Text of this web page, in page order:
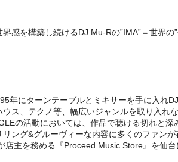
感を構築し続けるDJ Mu-Rの”IMA”＝世界
年にターンテーブルとミキサーを手に入れ
ス、テクノ等、幅広いジャンルを取り入
の活動においては、作品で聴ける切れと
ング&グルーヴィーな内容に多くのファ
主を務める『Proceed Music Store』を仙台